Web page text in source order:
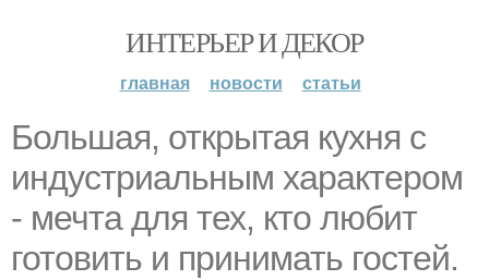
ИНТЕРЬЕР И ДЕКОР
главная новости статьи
Большая, открытая кухня с
индустриальным характером
- мечта для тех, кто любит
готовить и принимать гостей.